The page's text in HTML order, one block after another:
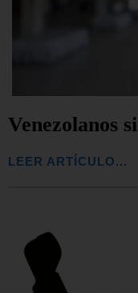
Venezolanos
LEER ARTÍCULO...